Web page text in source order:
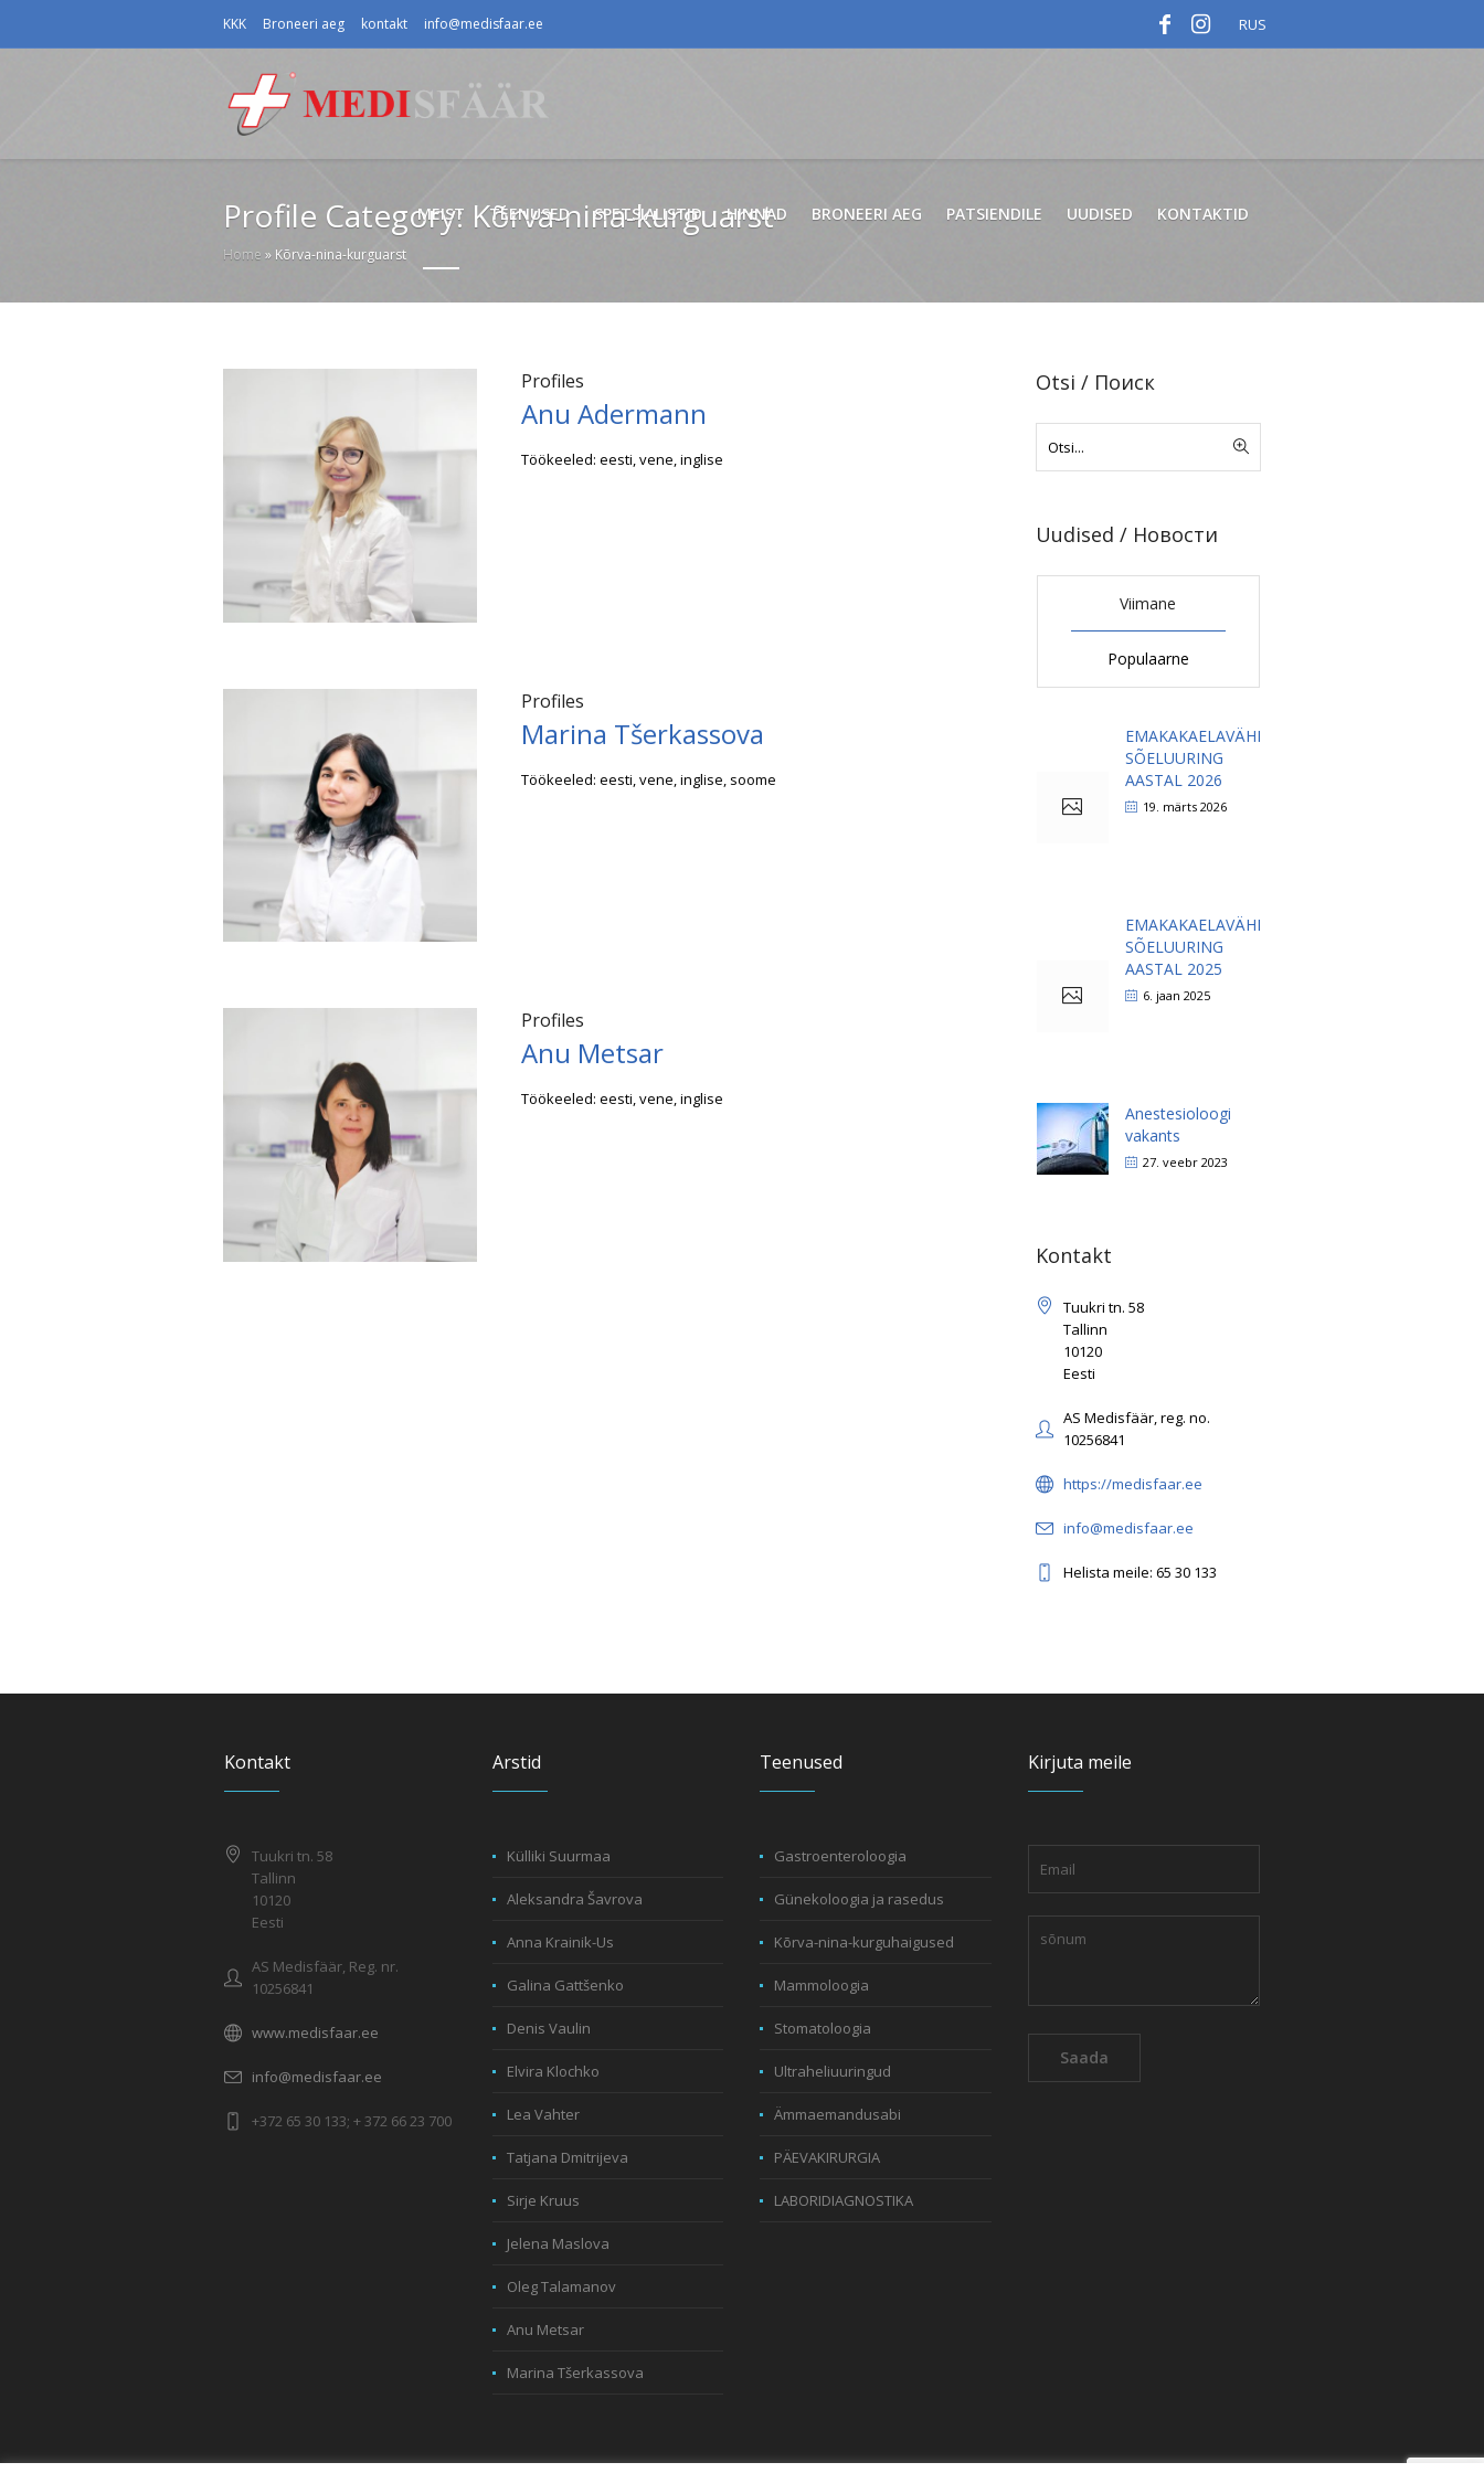
RUS
KKK Broneeri aeg kontakt info@medisfaar.ee
MEIST TEENUSED SPETSIALISTID HINNAD BRONEERI AEG PATSIENDILE UUDISED KONTAKTID
Profile Category: Kõrva-nina-kurguarst
Home » Kõrva-nina-kurguarst
Profiles
Anu Adermann
Töökeeled: eesti, vene, inglise
Profiles
Marina Tšerkassova
Töökeeled: eesti, vene, inglise, soome
Profiles
Anu Metsar
Töökeeled: eesti, vene, inglise
Otsi / Поиск
Uudised / Новости
Viimane
Populaarne
EMAKAKAELAVÄHI
SÕELUURING
AASTAL 2026
19. märts 2026
EMAKAKAELAVÄHI
SÕELUURING
AASTAL 2025
6. jaan 2025
Anestesioloogi
vakants
27. veebr 2023
Kontakt
Tuukri tn. 58
Tallinn
10120
Eesti
AS Medisfäär, reg. no.
10256841
https://medisfaar.ee
info@medisfaar.ee
Helista meile: 65 30 133
Kontakt
Tuukri tn. 58
Tallinn
10120
Eesti
AS Medisfäär, Reg. nr.
10256841
www.medisfaar.ee
info@medisfaar.ee
+372 65 30 133; + 372 66 23 700
Arstid
Külliki Suurmaa
Aleksandra Šavrova
Anna Krainik-Us
Galina Gattšenko
Denis Vaulin
Elvira Klochko
Lea Vahter
Tatjana Dmitrijeva
Sirje Kruus
Jelena Maslova
Oleg Talamanov
Anu Metsar
Marina Tšerkassova
Teenused
Gastroenteroloogia
Günekoloogia ja rasedus
Kõrva-nina-kurguhaigused
Mammoloogia
Stomatoloogia
Ultraheliuuringud
Ämmaemandusabi
PÄEVAKIRURGIA
LABORIDIAGNOSTIKA
Kirjuta meile